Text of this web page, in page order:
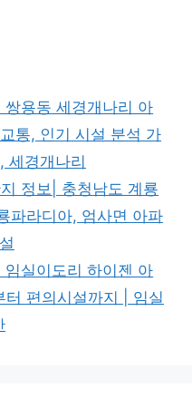
용동 세경개나리 아
통, 인기 시설 분석 가
세경개나리
정보| 충청남도 계룡
파라디아, 엄사면 아파
실이도리 하이젠 아
편의시설까지 | 임실